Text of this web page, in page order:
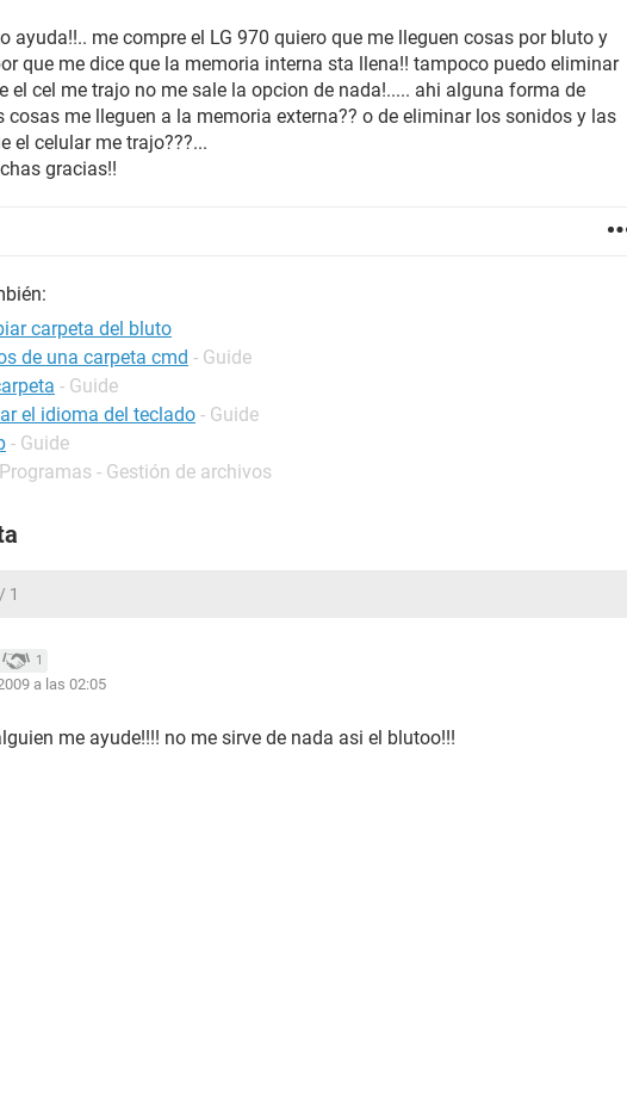
ayuda!!.. me compre el LG 970 quiero que me lleguen cosas por bluto y
que me dice que la memoria interna sta llena!! tampoco puedo eliminar
el cel me trajo no me sale la opcion de nada!..... ahi alguna forma de
cosas me lleguen a la memoria externa?? o de eliminar los sonidos y las
el celular me trajo???...
gracias!!
carpeta del bluto
de una carpeta cmd - Guide
- Guide
el idioma del teclado - Guide
- Guide
- Gestión de archivos
1
1
a las 02:05
me ayude!!!! no me sirve de nada asi el blutoo!!!